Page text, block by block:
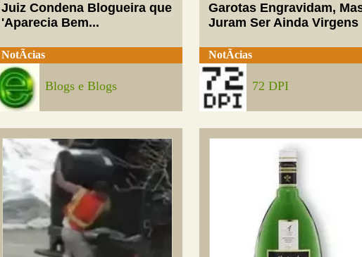
Juiz Condena Blogueira que
'Aparecia Bem...
NotÃ­cias
Blogs e Blogs
Garotas Engravidam,
Juram Ser Ainda Virgens
NotÃ­cias
72 DPI